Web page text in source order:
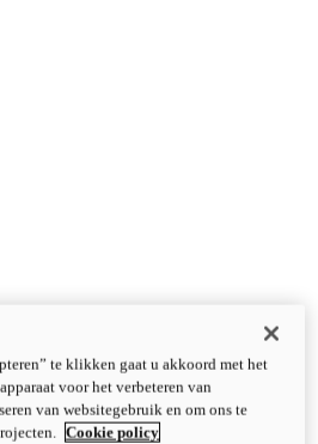
te klikken gaat u akkoord met het
voor het verbeteren van
van websitegebruik en om ons te
Cookie policy